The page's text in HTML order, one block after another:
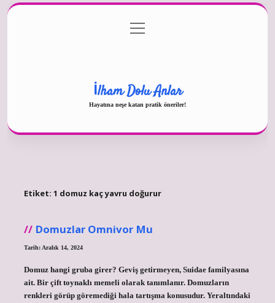
Gizlilik Politikası
menüyü
aç
İlham Dolu Anlar
Hayatına neşe katan pratik öneriler!
Etiket: 1 domuz kaç yavru doğurur
Domuzlar Omnivor Mu
Tarih: Aralık 14, 2024
Domuz hangi gruba girer? Geviş getirmeyen, Suidae familyasına
ait. Bir çift toynaklı memeli olarak tanımlanır. Domuzların
renkleri görüp göremediği hala tartışma konusudur. Yeraltındaki